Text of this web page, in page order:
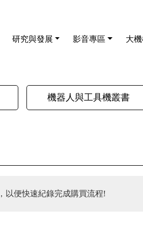
研究與發展 影音專區 大
機器人與工具機叢書
以便快速紀錄完成購買流程!